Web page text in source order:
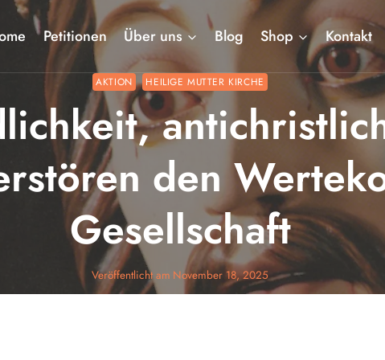
Petitionen Über uns Blog Shop Kontakt
AKTION HEILIGE MUTTER KIRCHE
den
Gesellschaft
Veröffentlicht am November 18, 2025